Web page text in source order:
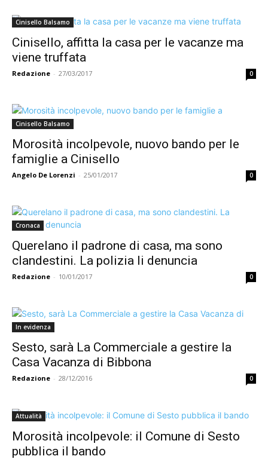
Cinisello Balsamo
Cinisello, affitta la casa per le vacanze ma
viene truffata
Redazione - 27/03/2017 0
Cinisello Balsamo
Morosità incolpevole, nuovo bando per le
famiglie a Cinisello
Angelo De Lorenzi - 25/01/2017 0
Cronaca
Querelano il padrone di casa, ma sono
clandestini. La polizia li denuncia
Redazione - 10/01/2017 0
In evidenza
Sesto, sarà La Commerciale a gestire la
Casa Vacanza di Bibbona
Redazione - 28/12/2016 0
Attualità
Morosità incolpevole: il Comune di Sesto
pubblica il bando